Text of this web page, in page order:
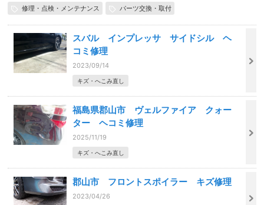
修理・点検・メンテナンス パーツ交換・取付
スバル インプレッサ サイドシル ヘ
コミ修理
2023/09/14
キズ・へこみ直し
福島県郡山市 ヴェルファイア クォー
ター ヘコミ修理
2025/11/19
キズ・へこみ直し
郡山市 フロントスポイラー キズ修理
2023/04/26